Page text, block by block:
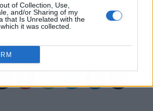
of Collection, Use,
and/or Sharing of my
that Is Unrelated with the
it was collected.
urbanos
un plan
Las claves sobre el Kit
Digital, por la consultora